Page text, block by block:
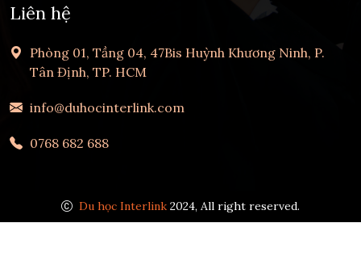
Liên hệ
Phòng 01, Tầng 04, 47Bis Huỳnh Khương Ninh, P.
Tân Định, TP. HCM
info@duhocinterlink.com
0768 682 688
Du học Interlink 2024, All right reserved.